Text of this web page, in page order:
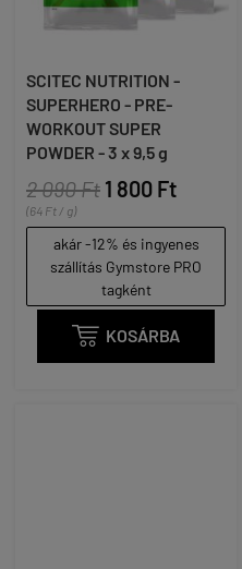
SCITEC NUTRITION -
SUPERHERO - PRE-
WORKOUT SUPER
POWDER - 3 x 9,5 g
2 090 Ft 1 800 Ft
(64 Ft / g)
akár -12% és ingyenes
szállítás Gymstore PRO
tagként
 KOSÁRBA